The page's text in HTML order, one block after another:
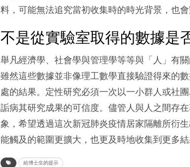
料，可能無法追究當初收集時的時光背景，也
不是從實驗室取得的數據是
舉凡經濟學、社會學與管理學等等與「人」有
雖然這些數據並非像理工數學直接驗證得來的
處的結果。定性研究必須一次以一小群人或社
詬病其研究成果的可信度。儘管人與人之間存
象，希望透過這次新冠肺炎疫情居家隔離所衍
能觸及的範圍更擴大，也更及時地收集到更多結
給博士生的提示